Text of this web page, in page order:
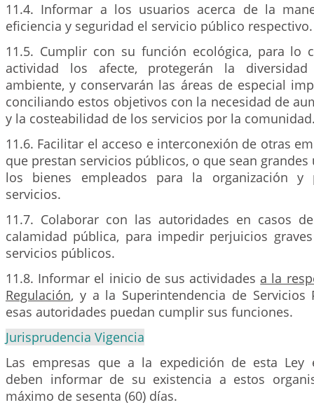
11.4. Informar a los usuarios acerca de la
eficiencia y seguridad el servicio público respectivo.
11.5. Cumplir con su función ecológica, para lo
actividad los afecte, protegerán la
ambiente, y conservarán las áreas de especial
conciliando estos objetivos con la necesidad de
y la costeabilidad de los servicios por la
11.6. Facilitar el acceso e interconexión de otras
que prestan servicios públicos, o que sean grandes
los bienes empleados para la organización y
servicios.
11.7. Colaborar con las autoridades en casos
calamidad pública, para impedir perjuicios
servicios públicos.
11.8. Informar el inicio de sus actividades a la
Regulación, y a la Superintendencia de Servicios
esas autoridades puedan cumplir sus funciones.
Jurisprudencia Vigencia
Las empresas que a la expedición de esta Ley
deben informar de su existencia a estos
máximo de sesenta (60) días.